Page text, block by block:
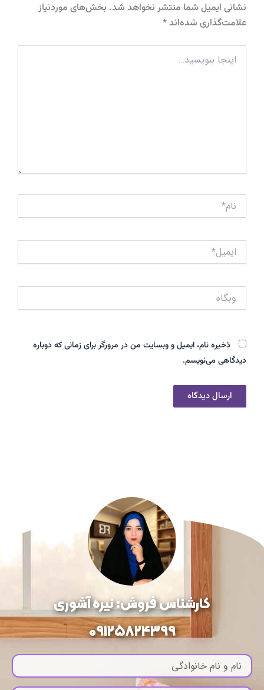
نشانی ایمیل شما منتشر نخواهد شد. بخش‌های موردنیاز
علامت‌گذاری شده‌اند*
بنویسید…
ایمیل*
ذخیره نام، ایمیل و وبسایت من در مرورگر برای زمانی که دوباره
دیدگاهی می‌نویسم.
کارشناس فروش: نیره آشوری
09125824399